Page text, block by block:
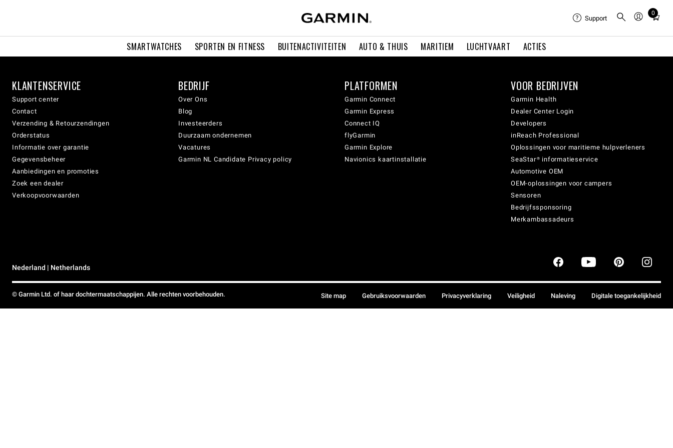
SMARTWATCHES SPORTEN EN FITNESS BUITENACTIVITEITEN AUTO & THUIS MARITIEM LUCHTVAART ACTIES
Support
0
Total
cart:
KLANTENSERVICE
Support center
Contact
Verzending & Retourzendingen
Orderstatus
Informatie over garantie
Gegevensbeheer
Aanbiedingen en promoties
Zoek een dealer
Verkoopvoorwaarden
BEDRIJF
Over Ons
Blog
Investeerders
Duurzaam ondernemen
Vacatures
Garmin NL Candidate Privacy policy
PLATFORMEN
Garmin Connect
Garmin Express
Connect IQ
flyGarmin
Garmin Explore
Navionics kaartinstallatie
VOOR BEDRIJVEN
Garmin Health
Dealer Center Login
Developers
inReach Professional
Oplossingen voor maritieme hulpverleners
SeaStar® informatieservice
Automotive OEM
OEM-oplossingen voor campers
Sensoren
Bedrijfssponsoring
Merkambassadeurs
Nederland | Netherlands
© Garmin Ltd. of haar dochtermaatschappijen. Alle rechten voorbehouden. Site map Gebruiksvoorwaarden Privacyverklaring Veiligheid Naleving Digitale toegankelijkheid